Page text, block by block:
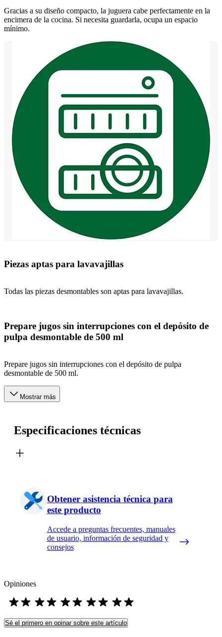
Gracias a su diseño compacto, la juguera cabe perfectamente en la
encimera de la cocina. Si necesita guardarla, ocupa un espacio
mínimo.
Piezas aptas para lavavajillas
Todas las piezas desmontables son aptas para lavavajillas.
Prepare jugos sin interrupciones con el depósito de
pulpa desmontable de 500 ml
Prepare jugos sin interrupciones con el depósito de pulpa
desmontable de 500 ml.
Mostrar más
Especificaciones técnicas
Obtener asistencia técnica para
este producto
Accede a preguntas frecuentes, manuales
de usuario, información de seguridad y
consejos
Opiniones
Sé el primero en opinar sobre este artículo